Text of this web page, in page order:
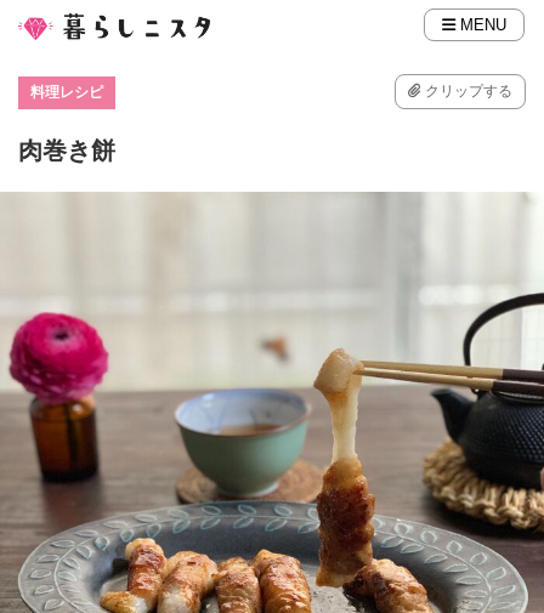
MENU
料理レシピ クリップする
肉巻き餅